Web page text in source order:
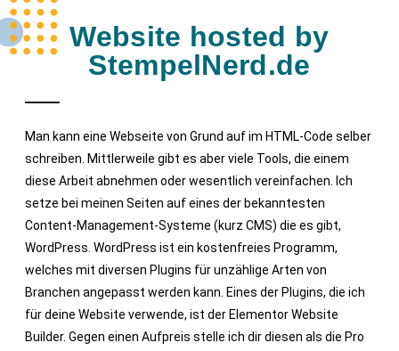
Website hosted by
StempelNerd.de
Man kann eine Webseite von Grund auf im HTML-Code selber
schreiben. Mittlerweile gibt es aber viele Tools, die einem
diese Arbeit abnehmen oder wesentlich vereinfachen. Ich
setze bei meinen Seiten auf eines der bekanntesten
Content-Management-Systeme (kurz CMS) die es gibt,
WordPress. WordPress ist ein kostenfreies Programm,
welches mit diversen Plugins für unzählige Arten von
Branchen angepasst werden kann. Eines der Plugins, die ich
für deine Website verwende, ist der Elementor Website
Builder. Gegen einen Aufpreis stelle ich dir diesen als die Pro